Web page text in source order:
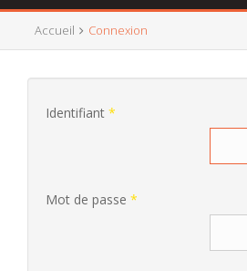
Accueil Connexion
Identifiant *
Mot de passe *